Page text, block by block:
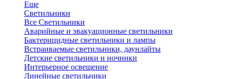
Еще
Светильники
Все Светильники
Аварийные и эвакуационные светильники
Бактерицидные светильники и лампы
Встраиваемые светильники, даунлайты
Детские светильники и ночники
Интерьерное освещение
Линейные светильники